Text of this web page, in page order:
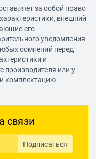
за собой право
внешний
его
уведомления
сомнений перед
и
производителя или у
комплектацию
связи
Подписаться